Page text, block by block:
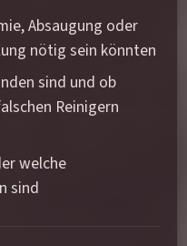
Absaugung oder
nötig sein könnten
sind und ob
Reinigern
welche
sind